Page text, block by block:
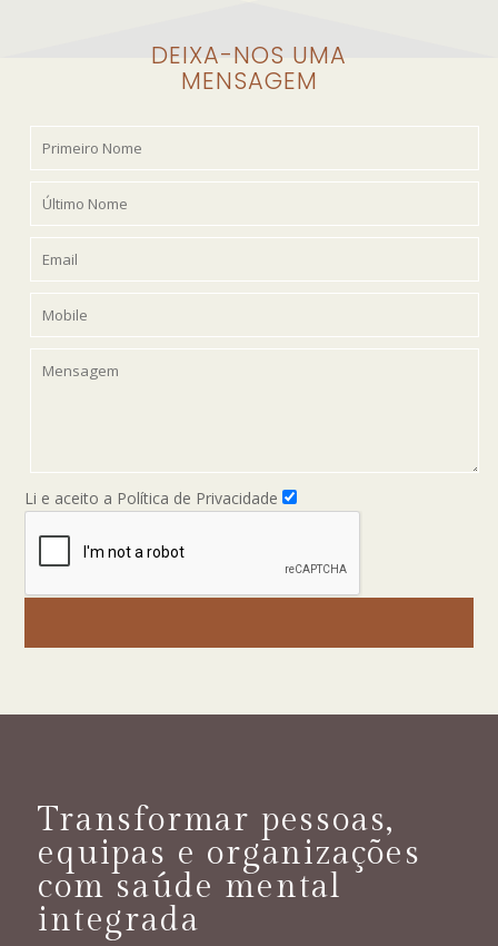
DEIXA-NOS UMA
MENSAGEM
Li e aceito a Política de Privacidade
Transformar pessoas,
equipas e organizações
com saúde mental
integrada